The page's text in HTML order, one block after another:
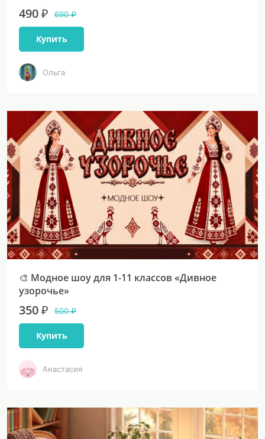
490 ₽ 690 ₽
Купить
Ольга
🎨 Модное шоу для 1-11 классов «Дивное
узорочье»
350 ₽ 500 ₽
Купить
Анастасия